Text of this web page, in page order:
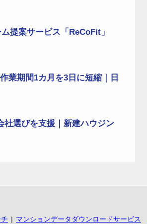
提案サービス「ReCoFit」
業期間1カ月を3日に短縮｜日
選びを支援｜新建ハウジン
マンションデータダウンロードサービス